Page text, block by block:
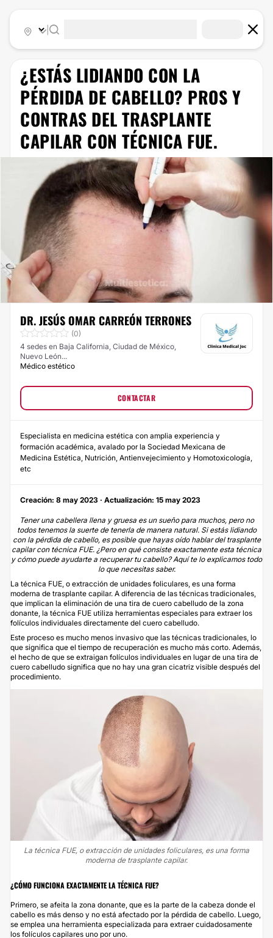
¿ESTÁS LIDIANDO CON LA
PÉRDIDA DE CABELLO? PROS Y
CONTRAS DEL TRASPLANTE
CAPILAR CON TÉCNICA FUE.
DR. JESÚS OMAR CARREÓN TERRONES
(0)
4 sedes en Baja California, Ciudad de México,
Nuevo León...
Médico estético
CONTACTAR
Especialista en medicina estética con amplia experiencia y
formación académica, avalado por la Sociedad Mexicana de
Medicina Estética, Nutrición, Antienvejecimiento y Homotoxicología,
etc
Creación: 8 may 2023 · Actualización: 15 may 2023
Tener una cabellera llena y gruesa es un sueño para muchos, pero no
todos tenemos la suerte de tenerla de manera natural. Si estás lidiando
con la pérdida de cabello, es posible que hayas oído hablar del trasplante
capilar con técnica FUE. ¿Pero en qué consiste exactamente esta técnica
y cómo puede ayudarte a recuperar tu cabello? Aquí te lo explicamos todo
lo que necesitas saber.
La técnica FUE, o extracción de unidades foliculares, es una forma
moderna de trasplante capilar. A diferencia de las técnicas tradicionales,
que implican la eliminación de una tira de cuero cabelludo de la zona
donante, la técnica FUE utiliza herramientas especiales para extraer los
folículos individuales directamente del cuero cabelludo.
Este proceso es mucho menos invasivo que las técnicas tradicionales, lo
que significa que el tiempo de recuperación es mucho más corto. Además,
el hecho de que se extraigan folículos individuales en lugar de una tira de
cuero cabelludo significa que no hay una gran cicatriz visible después del
procedimiento.
La técnica FUE, o extracción de unidades foliculares, es una forma
moderna de trasplante capilar.
¿CÓMO FUNCIONA EXACTAMENTE LA TÉCNICA FUE?
Primero, se afeita la zona donante, que es la parte de la cabeza donde el
cabello es más denso y no está afectado por la pérdida de cabello. Luego,
se emplea una herramienta especializada para extraer cuidadosamente
los folículos capilares uno por uno.